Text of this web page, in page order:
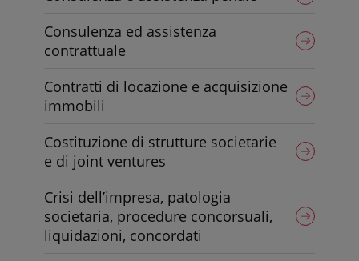
Consulenza ed assistenza
contrattuale
Contratti di locazione e acquisizione
immobili
Costituzione di strutture societarie
e di joint ventures
Crisi dell’impresa, patologia
societaria, procedure concorsuali,
liquidazioni, concordati